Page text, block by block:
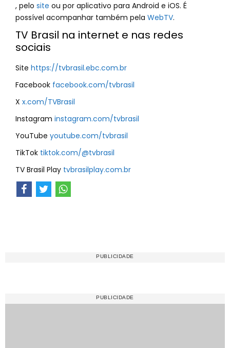
, pelo site ou por aplicativo para Android e iOS. É
possível acompanhar também pela WebTV.
TV Brasil na internet e nas redes
sociais
Site https://tvbrasil.ebc.com.br
Facebook facebook.com/tvbrasil
X x.com/TVBrasil
Instagram instagram.com/tvbrasil
YouTube youtube.com/tvbrasil
TikTok tiktok.com/@tvbrasil
TV Brasil Play tvbrasilplay.com.br